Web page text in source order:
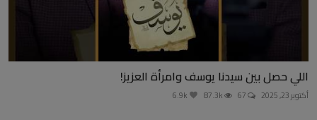
اللي حصل بين سيدنا يوسف وامرأة العزيز!
أكتوبر 23, 2025